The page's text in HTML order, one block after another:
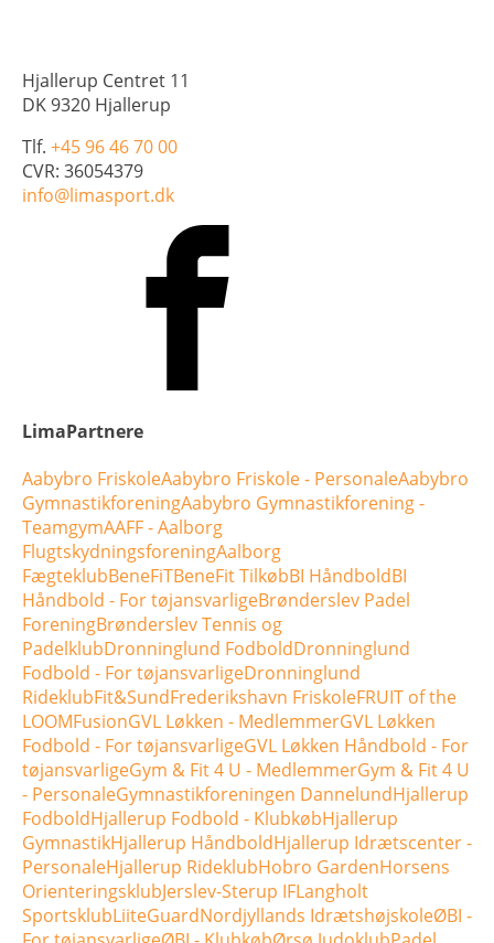
Hjallerup Centret 11
DK 9320 Hjallerup
Tlf. +45 96 46 70 00
CVR: 36054379
info@limasport.dk
LimaPartnere
Aabybro FriskoleAabybro Friskole - PersonaleAabybro
GymnastikforeningAabybro Gymnastikforening -
TeamgymAAFF - Aalborg
FlugtskydningsforeningAalborg
FægteklubBeneFiTBeneFit TilkøbBI HåndboldBI
Håndbold - For tøjansvarligeBrønderslev Padel
ForeningBrønderslev Tennis og
PadelklubDronninglund FodboldDronninglund
Fodbold - For tøjansvarligeDronninglund
RideklubFit&SundFrederikshavn FriskoleFRUIT of the
LOOMFusionGVL Løkken - MedlemmerGVL Løkken
Fodbold - For tøjansvarligeGVL Løkken Håndbold - For
tøjansvarligeGym & Fit 4 U - MedlemmerGym & Fit 4 U
- PersonaleGymnastikforeningen DannelundHjallerup
FodboldHjallerup Fodbold - KlubkøbHjallerup
GymnastikHjallerup HåndboldHjallerup Idrætscenter -
PersonaleHjallerup RideklubHobro GardenHorsens
OrienteringsklubJerslev-Sterup IFLangholt
SportsklubLiiteGuardNordjyllands IdrætshøjskoleØBI -